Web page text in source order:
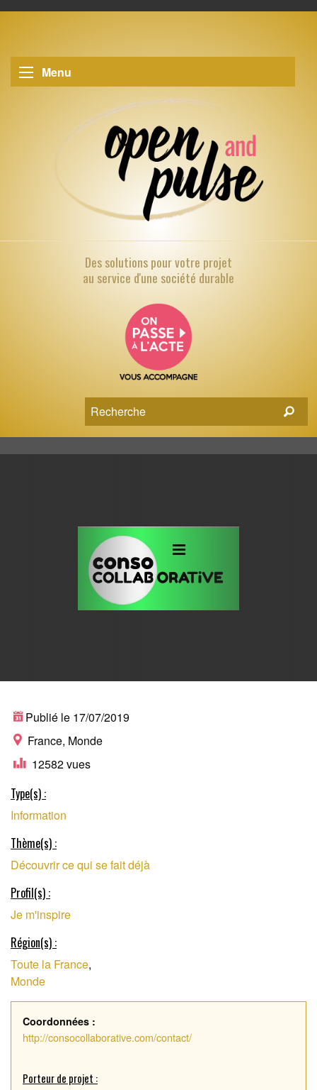
Menu
Des solutions pourvotre projet
au service d'une société durable
MÉDIA SUR
L’ACTUALITÉ DE
L'ÉCONOMIE
COLLABORATIVE
Publié le 17/07/2019
France, Monde
12582 vues
Type(s) :
Information
Thème(s) :
Découvrir ce qui se fait déjà
Profil(s) :
Je m'inspire
Région(s) :
Toute la France,
Monde
Coordonnées :
http://consocollaborative.com/contact/
Porteur de projet :